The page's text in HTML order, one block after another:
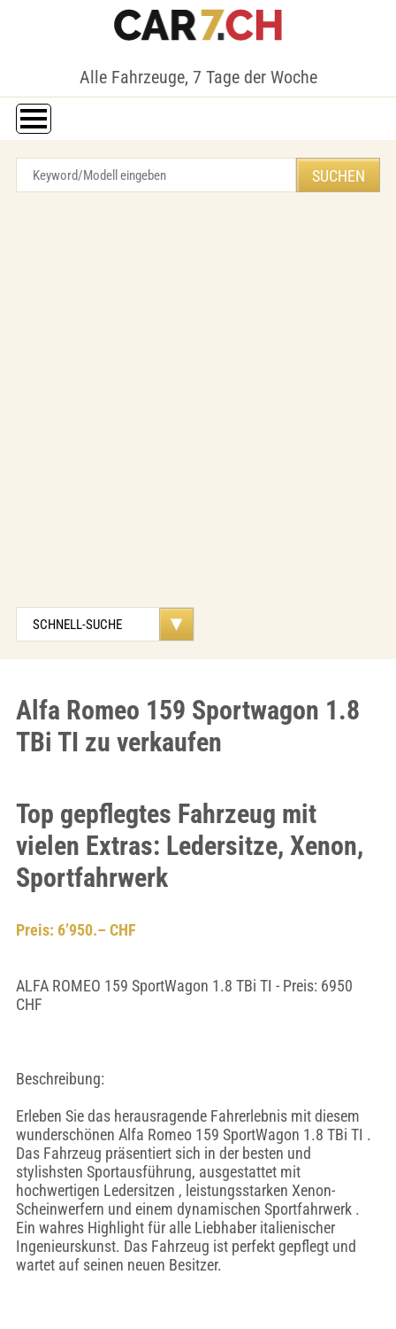
Alle Fahrzeuge, 7 Tage der Woche
Alfa Romeo 159 Sportwagon 1.8
TBi TI zu verkaufen
Top gepflegtes Fahrzeug mit
vielen Extras: Ledersitze, Xenon,
Sportfahrwerk
Preis: 6’950.– CHF
ALFA ROMEO 159 SportWagon 1.8 TBi TI - Preis: 6950
CHF
Beschreibung:
Erleben Sie das herausragende Fahrerlebnis mit diesem
wunderschönen Alfa Romeo 159 SportWagon 1.8 TBi TI .
Das Fahrzeug präsentiert sich in der besten und
stylishsten Sportausführung, ausgestattet mit
hochwertigen Ledersitzen , leistungsstarken Xenon-
Scheinwerfern und einem dynamischen Sportfahrwerk .
Ein wahres Highlight für alle Liebhaber italienischer
Ingenieurskunst. Das Fahrzeug ist perfekt gepflegt und
wartet auf seinen neuen Besitzer.